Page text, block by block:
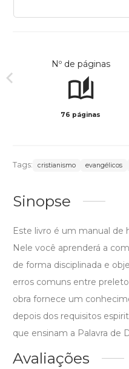
Nº de páginas
76 páginas
Tags: cristianismo evangélicos
Sinopse
Este livro é um manual de
Nele você aprenderá a
de forma disciplinada e
erros comuns entre
obra fornece um
depois dos requisitos
que ensinam a Palavra de
Avaliações